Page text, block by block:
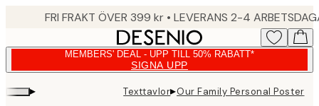
FRI FRAKT ÖVER 399 kr • LEVERANS 2-4
MEMBERS' DEAL - UPP TILL 50% RABATT*
SIGNA UPP
▸ Texttavlor▸Our Family Personal Poster